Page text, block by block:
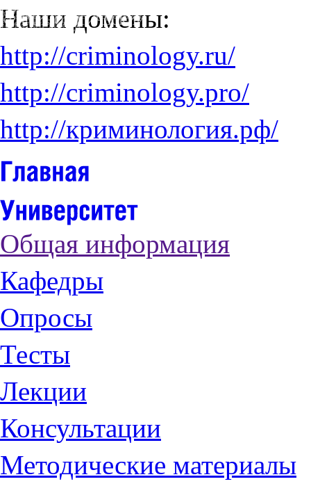
Наши домены:
http://criminology.ru/
http://criminology.pro/
http://криминология.рф/
Общая информация
Кафедры
Опросы
Тесты
Лекции
Консультации
Методические материалы